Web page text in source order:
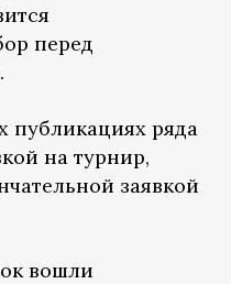
перед
ряда
на турнир,
заявкой
вошли